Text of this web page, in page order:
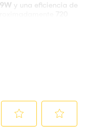
y una eficiencia de